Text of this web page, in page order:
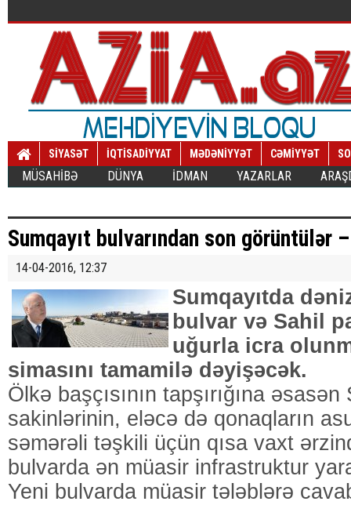
SİYASƏT İQTİSADİYYAT MƏDƏNİYYƏT CƏMİYYƏT
MÜSAHİBƏ DÜNYA İDMAN YAZARLAR
Sumqayıt bulvarından son görüntülər
14-04-2016, 12:37
Sumqayıtda
bulvar və Sahil
uğurla icra
simasını tamamilə dəyişəcək.
Ölkə başçısının tapşırığına əsasən
sakinlərinin, eləcə də qonaqların
səmərəli təşkili üçün qısa vaxt
bulvarda ən müasir infrastruktur
Yeni bulvarda müasir tələblərə